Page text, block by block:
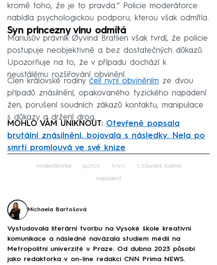
kromě toho, že je to pravda.“ Policie moderátorce
nabídla psychologickou podporu, kterou však odmítla.
Syn princezny vinu odmítá
Mariusův právník Øyvind Bratlien však tvrdí, že policie
postupuje neobjektivně a bez dostatečných důkazů.
Upozorňuje na to, že v případu dochází k
neustálému rozšiřování obvinění.
Člen královské rodiny čelí nyní obviněním ze dvou
případů znásilnění, opakovaného fyzického napadení
žen, porušení soudních zákazů kontaktu, manipulace
s důkazy a držení drog.
MOHLO VÁM UNIKNOUT: Otevřeně popsala
brutální znásilnění, bojovala s následky. Nela po
smrti promlouvá ve své knize
Failed to fetch
moderátorka policie krimi královská rodina
napadení
Michaela Bartošová
Vystudovala literární tvorbu na Vysoké škole kreativní
komunikace a následně navázala studiem médií na
Metropolitní univerzitě v Praze. Od dubna 2023 působí
jako redaktorka v on-line redakci CNN Prima NEWS.